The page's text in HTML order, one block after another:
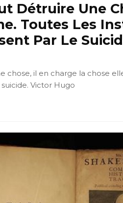
Détruire Une
Toutes Les
Par Le
chose, il en charge la chose
Victor Hugo